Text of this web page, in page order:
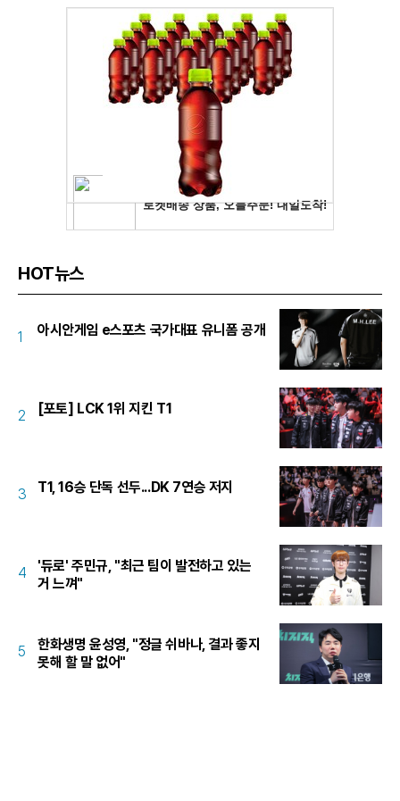
HOT뉴스
1 아시안게임 e스포츠 국가대표 유니폼 공개
2 [포토] LCK 1위 지킨 T1
3 T1, 16승 단독 선두...DK 7연승 저지
4
'듀로' 주민규, "최근 팀이 발전하고 있는
거 느껴"
5
한화생명 윤성영, "정글 쉬바나, 결과 좋지
못해 할 말 없어"